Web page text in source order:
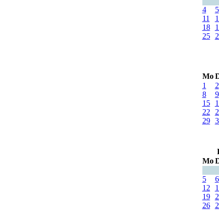
4
5
11
18
25
Mo
1
2
8
9
15
22
29
Mo
5
6
12
19
26